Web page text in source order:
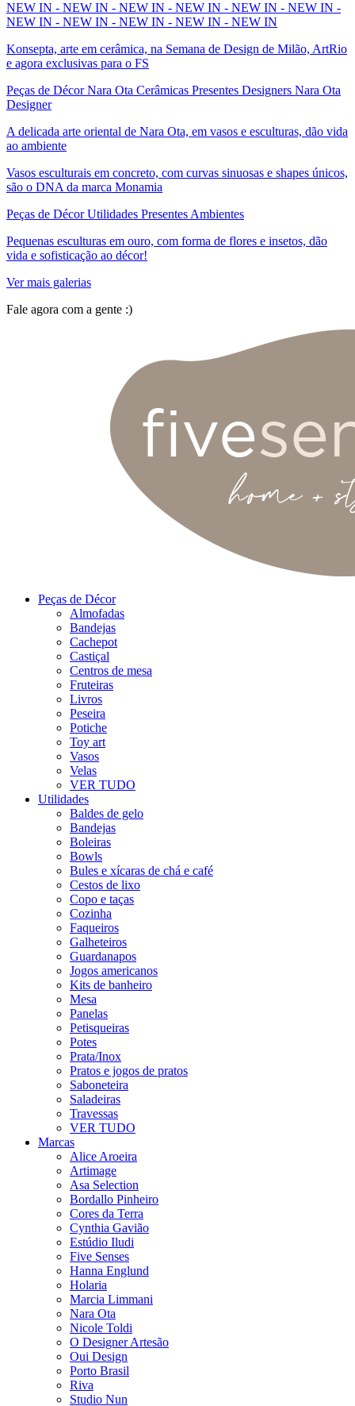
NEW IN - NEW IN - NEW IN - NEW IN - NEW IN - NEW IN -
NEW IN - NEW IN - NEW IN - NEW IN - NEW IN
Konsepta, arte em cerâmica, na Semana de Design de Milão, ArtRio
e agora exclusivas para o FS
Peças de Décor Nara Ota Cerâmicas Presentes Designers Nara Ota
Designer
A delicada arte oriental de Nara Ota, em vasos e esculturas, dão vida
ao ambiente
Vasos esculturais em concreto, com curvas sinuosas e shapes únicos,
são o DNA da marca Monamia
Peças de Décor Utilidades Presentes Ambientes
Pequenas esculturas em ouro, com forma de flores e insetos, dão
vida e sofisticação ao décor!
Ver mais galerias
Fale agora com a gente :)
Peças de Décor
Almofadas
Bandejas
Cachepot
Castiçal
Centros de mesa
Fruteiras
Livros
Peseira
Potiche
Toy art
Vasos
Velas
VER TUDO
Utilidades
Baldes de gelo
Bandejas
Boleiras
Bowls
Bules e xícaras de chá e café
Cestos de lixo
Copo e taças
Cozinha
Faqueiros
Galheteiros
Guardanapos
Jogos americanos
Kits de banheiro
Mesa
Panelas
Petisqueiras
Potes
Prata/Inox
Pratos e jogos de pratos
Saboneteira
Saladeiras
Travessas
VER TUDO
Marcas
Alice Aroeira
Artimage
Asa Selection
Bordallo Pinheiro
Cores da Terra
Cynthia Gavião
Estúdio Iludi
Five Senses
Hanna Englund
Holaria
Marcia Limmani
Nara Ota
Nicole Toldi
O Designer Artesão
Oui Design
Porto Brasil
Riva
Studio Nun